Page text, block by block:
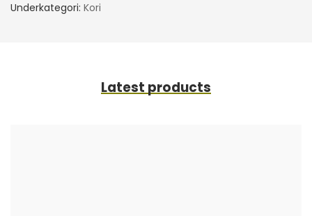
Underkategori: Kori
Latest products